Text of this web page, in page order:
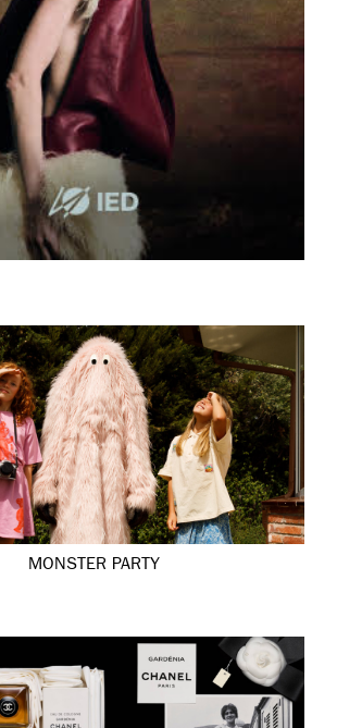
MONSTER PARTY